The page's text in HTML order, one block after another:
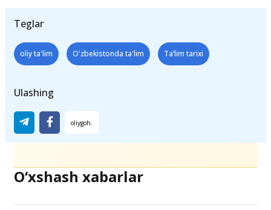
Teglar
oliy ta'lim O'zbekistonda ta'lim Ta’lim tarixi
Ulashing
O‘xshash xabarlar